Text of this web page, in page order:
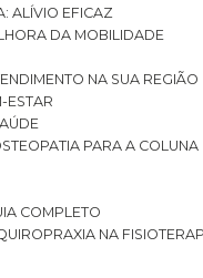
ALÍVIO EFICAZ
DA MOBILIDADE
NA SUA REGIÃO
ESTAR
PARA A COLUNA
COMPLETO
NA